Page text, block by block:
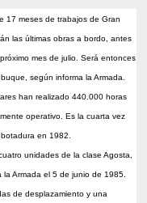
17 meses de trabajos de Gran
las últimas obras a bordo, antes
mes de julio. Será entonces
según informa la Armada.
han realizado 440.000 horas
operativo. Es la cuarta vez
en 1982.
unidades de la clase Agosta,
Armada el 5 de junio de 1985.
de desplazamiento y una